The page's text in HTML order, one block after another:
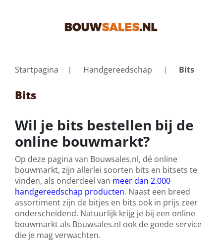
Startpagina Handgereedschap Bits
Bits
Wil je bits bestellen bij de
online bouwmarkt?
Op deze pagina van Bouwsales.nl, dé online
bouwmarkt, zijn allerlei soorten bits en bitsets te
vinden, als onderdeel van meer dan 2.000
handgereedschap producten. Naast een breed
assortiment zijn de bitjes en bits ook in prijs zeer
onderscheidend. Natuurlijk krijg je bij een online
bouwmarkt als Bouwsales.nl ook de goede service
die je mag verwachten.